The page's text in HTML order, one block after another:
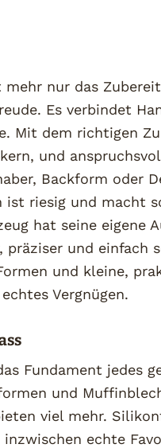
nur das
Es verbindet
Mit dem richtigen
und
Backform oder
ist riesig und macht
hat seine eigene
präziser und einfach
und kleine,
Vergnügen.
Fundament jedes
und
viel mehr.
echte